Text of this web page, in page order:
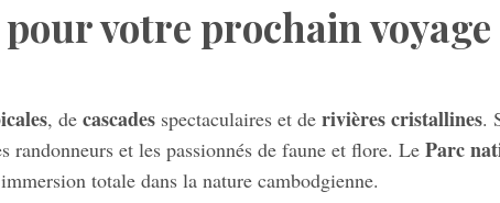
votre prochain voyage
, de cascades spectaculaires et de rivières cristallines.
randonneurs et les passionnés de faune et flore. Le Parc
totale dans la nature cambodgienne.